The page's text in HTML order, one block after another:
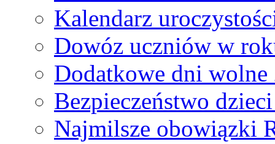
Kalendarz
Dowóz uczniów w
Dodatkowe dni wolne
Bezpieczeństwo
Najmilsze obowiązki